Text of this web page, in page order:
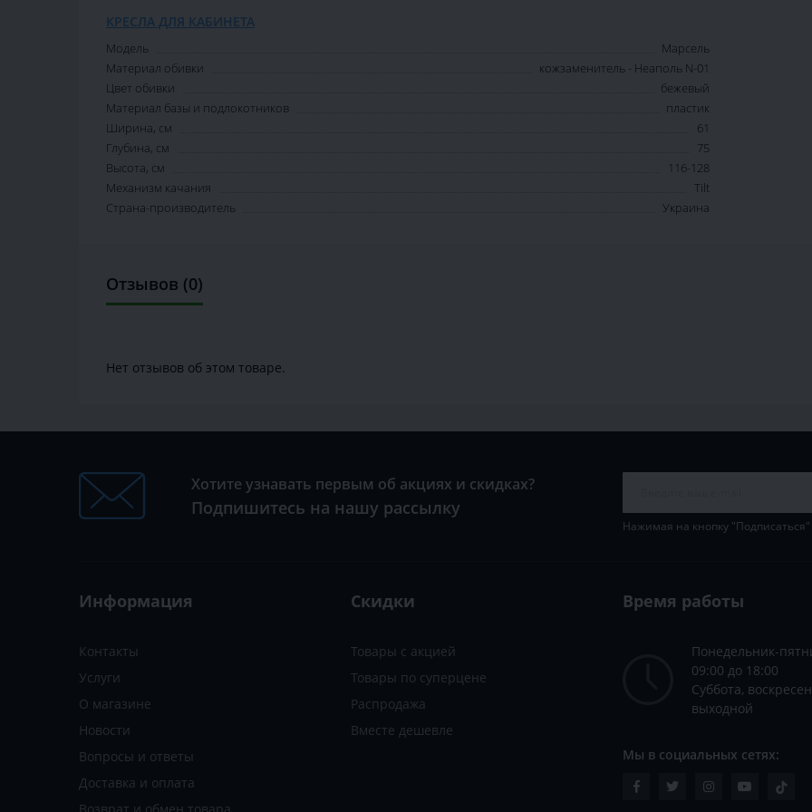
КРЕСЛА ДЛЯ КАБИНЕТА
Модель
Марсель
Материал обивки
кожзаменитель - Неаполь N-01
Цвет обивки
бежевый
Материал базы и подлокотников
пластик
Ширина, см
61
Глубина, см
75
Высота, см
116-128
Механизм качания
Tilt
Страна-производитель
Украина
Отзывов (0)
Нет отзывов об этом товаре.
Хотите узнавать первым об акциях и скидках?
Подпишитесь на нашу рассылку
Нажимая на кнопку
Информация
Контакты
Услуги
О магазине
Новости
Вопросы и ответы
Доставка и оплата
Скидки
Товары с акцией
Товары по суперцене
Распродажа
Вместе дешевле
Время работы
Понедельник-
09:00 до 18:00
Суббота,
выходной
Мы в социальных сетях: